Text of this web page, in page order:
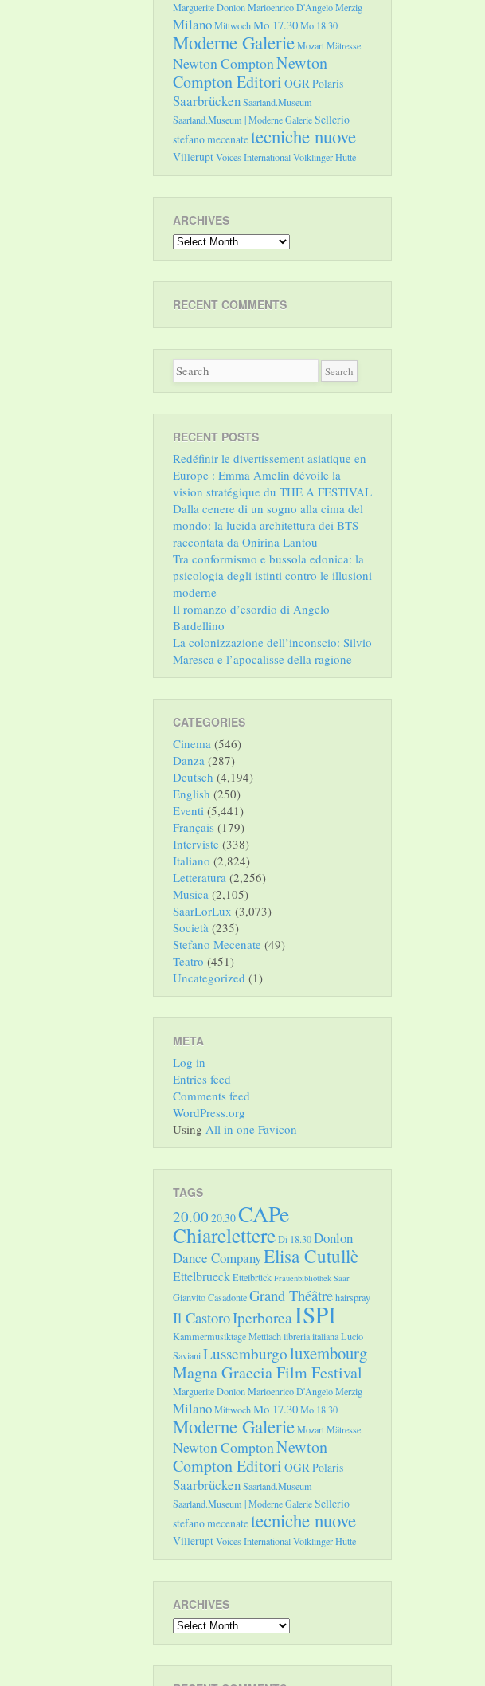
Marguerite DonlonMarioenrico D'AngeloMerzig
MilanoMittwochMo 17.30Mo 18.30
Moderne GalerieMozartMätresse
Newton ComptonNewton
Compton Editori OGRPolaris
SaarbrückenSaarland.Museum
Saarland.Museum | Moderne GalerieSellerio
stefano mecenatetecniche nuove
VilleruptVoices InternationalVölklinger Hütte
ARCHIVES
Archives
RECENT COMMENTS
RECENT POSTS
Redéfinir le divertissement asiatique en
Europe : Emma Amelin dévoile la
vision stratégique du THE A FESTIVAL
Dalla cenere di un sogno alla cima del
mondo: la lucida architettura dei BTS
raccontata da Onirina Lantou
Tra conformismo e bussola edonica: la
psicologia degli istinti contro le illusioni
moderne
Il romanzo d’esordio di Angelo
Bardellino
La colonizzazione dell’inconscio: Silvio
Maresca e l’apocalisse della ragione
CATEGORIES
Cinema (546)
Danza (287)
Deutsch (4,194)
English (250)
Eventi (5,441)
Français (179)
Interviste (338)
Italiano (2,824)
Letteratura (2,256)
Musica (2,105)
SaarLorLux (3,073)
Società (235)
Stefano Mecenate (49)
Teatro (451)
Uncategorized (1)
META
Log in
Entries feed
Comments feed
WordPress.org
Using All in one Favicon
TAGS
20.00 20.30CAPe
ChiarelettereDi 18.30Donlon
Dance CompanyElisa Cutullè
EttelbrueckEttelbrück Frauenbibliothek Saar
Gianvito CasadonteGrand Théâtrehairspray
Il CastoroIperboreaISPI
Kammermusiktage Mettlachlibreria italianaLucio
SavianiLussemburgoluxembourg
Magna Graecia Film Festival
Marguerite DonlonMarioenrico D'AngeloMerzig
MilanoMittwochMo 17.30Mo 18.30
Moderne GalerieMozartMätresse
Newton ComptonNewton
Compton Editori OGRPolaris
SaarbrückenSaarland.Museum
Saarland.Museum | Moderne GalerieSellerio
stefano mecenatetecniche nuove
VilleruptVoices InternationalVölklinger Hütte
ARCHIVES
Archives